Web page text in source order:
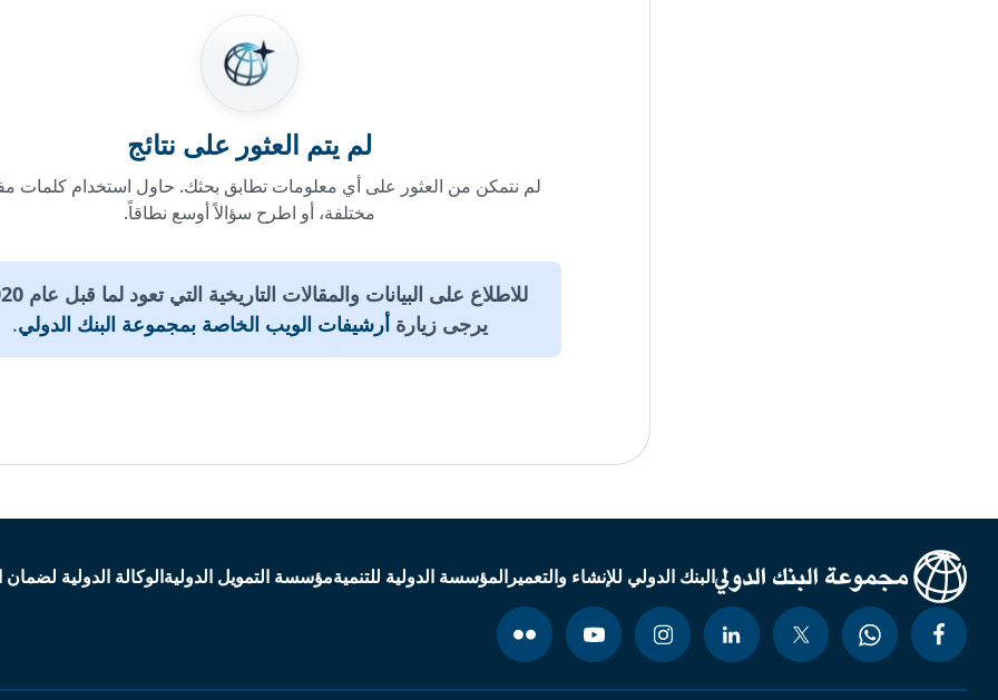
لم يتم العثور على نتائج
لم نتمكن من العثور على أي معلومات تطابق بحثك. حاول استخدام كلمات
مختلفة، أو اطرح سؤالاً أوسع نطاقاً.
يرجى زيارة أرشيفات الويب الخاصة بمجموعة البنك الدولي.
البنك الدولي للإنشاء والتعميرالمؤسسة الدولية للتنميةمؤسسة التمويل الدوليةالوكالة الدولية لضمان